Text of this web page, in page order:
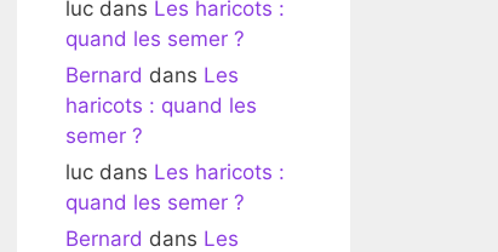
luc dans Les haricots :
quand les semer ?
Bernard dans Les
haricots : quand les
semer ?
luc dans Les haricots :
quand les semer ?
Bernard dans Les